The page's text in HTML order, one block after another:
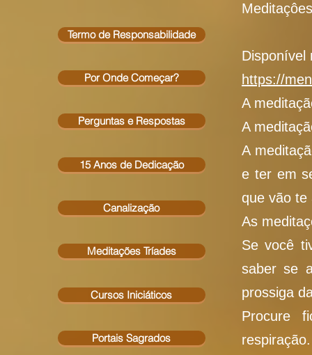
https://
A
A
A
e ter em
que vão te
As
Se você
saber se
prossiga
Procure
respiração.
Portais Sagrados
Cursos Iniciáticos
Meditações Tríades
Perguntas e Respostas
Canalização
15 Anos de Dedicação
Termo de Responsabilidade
Por Onde Começar?